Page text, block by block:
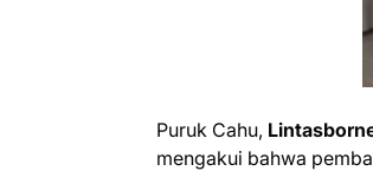
Puruk Cahu,
mengakui bahwa